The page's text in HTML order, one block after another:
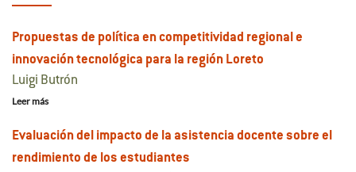
Propuestas de política en competitividad regional e
innovación tecnológica para la región Loreto
Luigi Butrón
Leer más
Evaluación del impacto de la asistencia docente sobre el
rendimiento de los estudiantes